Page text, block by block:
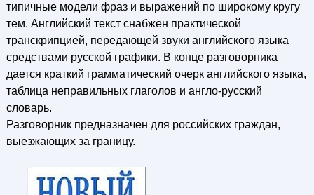
типичные модели фраз и выражений по широкому кругу
тем. Английский текст снабжен практической
транскрипцией, передающей звуки английского языка
средствами русской графики. В конце разговорника
дается краткий грамматический очерк английского языка,
таблица неправильных глаголов и англо-русский
словарь.
Разговорник предназначен для российских граждан,
выезжающих за границу.